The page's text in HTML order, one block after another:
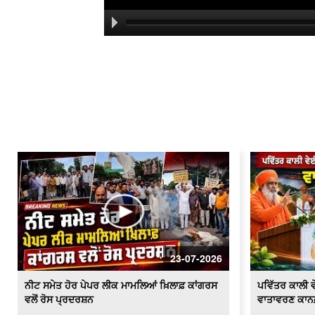
23-07-2026
ਨੀਟ ਸਮੇਤ ਹੋਰ ਪੇਪਰ ਲੀਕ ਮਾਮਲਿਆਂ ਖ਼ਿਲਾਫ਼ ਕਾਂਗਰਸ
ਵਲੋਂ ਰੋਸ ਪ੍ਰਦਰਸ਼ਨ
ਪਵਿੱਤਰ ਕਾਲੀ
ਵਾਤਾਵਰਣ